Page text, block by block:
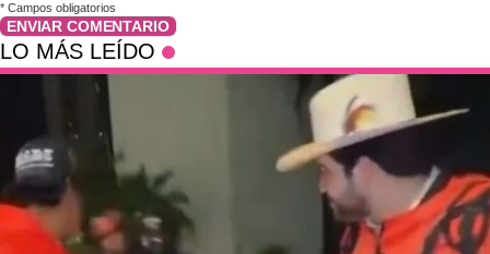
* Campos obligatorios
ENVIAR COMENTARIO
LO MÁS LEÍDO